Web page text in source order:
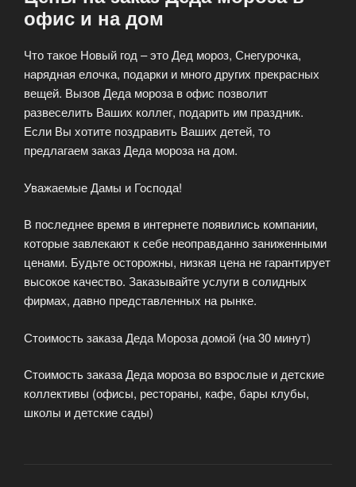
офис и на дом
Что такое Новый год – это Дед мороз, Снегурочка,
нарядная елочка, подарки и много других прекрасных
вещей. Вызов Деда мороза в офис позволит
развеселить Ваших коллег, подарить им праздник.
Если Вы хотите поздравить Ваших детей, то
предлагаем заказ Деда мороза на дом.
Уважаемые Дамы и Господа!
В последнее время в интернете появились компании,
которые завлекают к себе неоправданно заниженными
ценами. Будьте осторожны, низкая цена не гарантирует
высокое качество. Заказывайте услуги в солидных
фирмах, давно представленных на рынке.
Стоимость заказа Деда Мороза домой (на 30 минут)
Стоимость заказа Деда мороза во взрослые и детские
коллективы (офисы, рестораны, кафе, бары клубы,
школы и детские сады)